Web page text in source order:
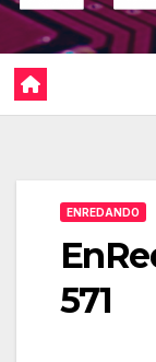
ENREDANDO
571